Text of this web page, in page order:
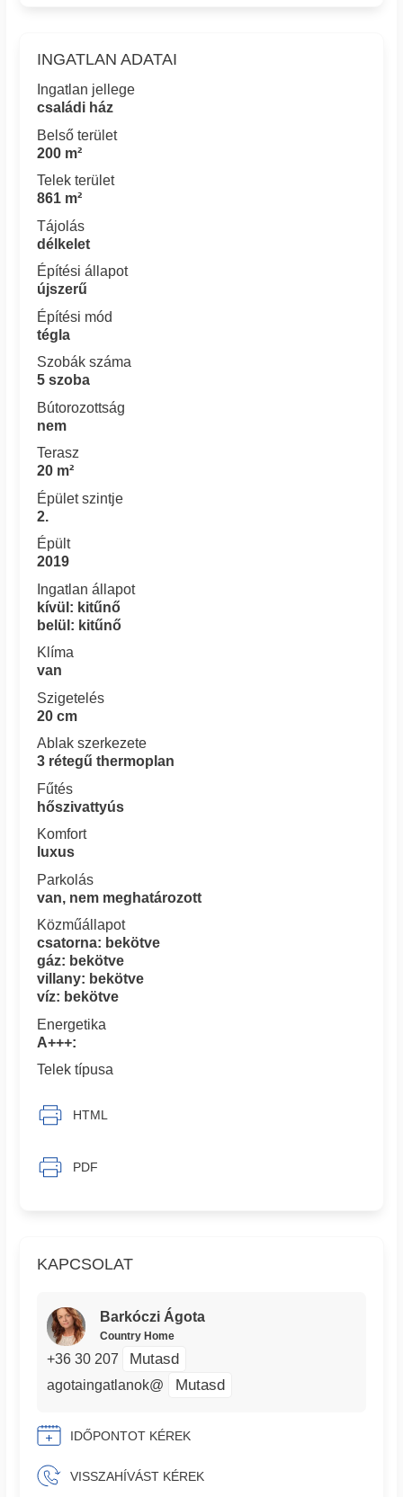
KAPCSOLAT
Barkóczi Ágota
Country Home
+36 30 207 Mutasd
agotaingatlanok@ Mutasd
IDŐPONTOT KÉREK
VISSZAHÍVÁST KÉREK
INGATLAN ADATAI
Ingatlan jellege
családi ház
Belső terület
200 m²
Telek terület
861 m²
Tájolás
délkelet
Építési állapot
újszerű
Építési mód
tégla
Szobák száma
5 szoba
Bútorozottság
nem
Terasz
20 m²
Épület szintje
2.
Épült
2019
Ingatlan állapot
kívül: kitűnő
belül: kitűnő
Klíma
van
Szigetelés
20 cm
Ablak szerkezete
3 rétegű thermoplan
Fűtés
hőszivattyús
Komfort
luxus
Parkolás
van, nem meghatározott
Közműállapot
csatorna: bekötve
gáz: bekötve
villany: bekötve
víz: bekötve
Energetika
A+++:
Telek típusa
HTML
PDF